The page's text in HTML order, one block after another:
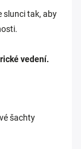
slunci tak, aby
vedení.
šachty